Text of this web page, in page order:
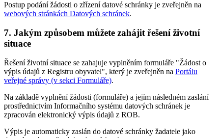
Postup podání žádosti o zřízení datové schránky je zveřejněn na
webových stránkách Datových schránek.
7. Jakým způsobem můžete zahájit řešení životní
situace
Řešení životní situace se zahajuje vyplněním formuláře "Žádost o
výpis údajů z Registru obyvatel", který je zveřejněn na Portálu
veřejné správy (v sekci Formuláře).
Na základě vyplnění žádosti (formuláře) a jejím následném zaslání
prostřednictvím Informačního systému datových schránek je
zpracován elektronický výpis údajů z ROB.
Výpis je automaticky zaslán do datové schránky žadatele jako